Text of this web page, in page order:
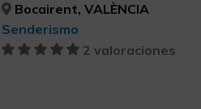
Bocairent, VALÈNCIA
Senderismo
2 valoraciones